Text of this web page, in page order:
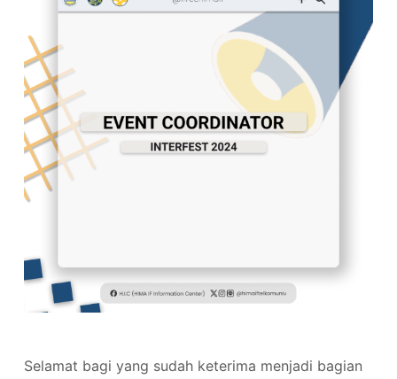
Selamat bagi yang sudah keterima menjadi bagian